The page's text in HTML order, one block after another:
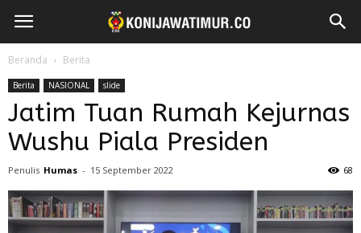
Beranda Berita
Berita NASIONAL slide
Jatim Tuan Rumah Kejurnas
Wushu Piala Presiden
Penulis Humas - 15 September 2022 68